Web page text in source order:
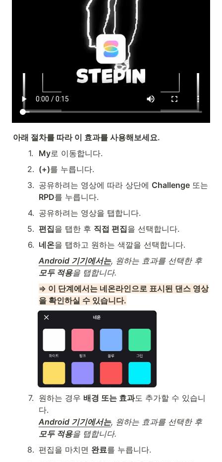
아래 절차를 따라 이 효과를 사용해보세요.
1. My로 이동합니다.
2. (+)를 누릅니다.
3. 공유하려는 영상에 따라 상단에 Challenge
RPD를 누릅니다.
4. 공유하려는 영상을 탭합니다.
5. 편집을 탭한 후 직접 편집을 선택합니다.
6. 네온을 탭하고 원하는 색깔을 선택합니다.
Android 기기에서는
, 원하는 효과를 선택한 후
모두 적용을 탭합니다.
⇒ 이 단계에서는 네온라인으로 표시된 댄스 영상
을 확인하실 수 있습니다.
7. 원하는 경우 배경 또는 효과도 추가할 수 있습니
Android 기기에서는
, 원하는 효과를 선택한 후
모두 적용을 탭합니다.
8. 편집을 마치면 완료를 누릅니다.